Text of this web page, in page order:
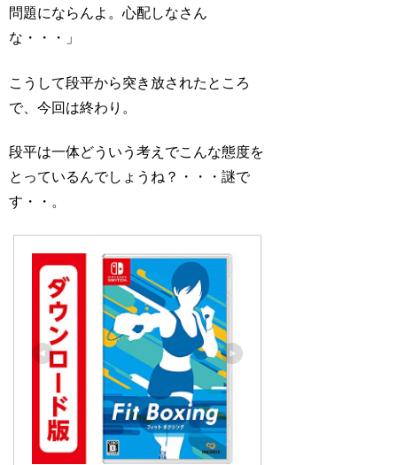
問題にならんよ。心配しなさん
な・・・」
こうして段平から突き放されたところ
で、今回は終わり。
段平は一体どういう考えでこんな態度を
とっているんでしょうね？・・・謎で
す・・。